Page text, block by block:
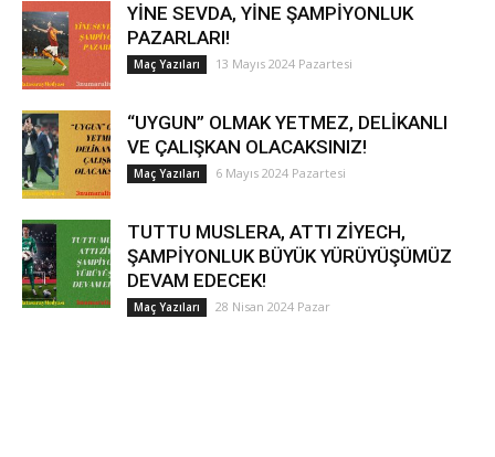
YİNE SEVDA, YİNE ŞAMPİYONLUK
PAZARLARI!
Maç Yazıları 13 Mayıs 2024 Pazartesi
“UYGUN” OLMAK YETMEZ, DELİKANLI
VE ÇALIŞKAN OLACAKSINIZ!
Maç Yazıları 6 Mayıs 2024 Pazartesi
TUTTU MUSLERA, ATTI ZİYECH,
ŞAMPİYONLUK BÜYÜK YÜRÜYÜŞÜMÜZ
DEVAM EDECEK!
Maç Yazıları 28 Nisan 2024 Pazar